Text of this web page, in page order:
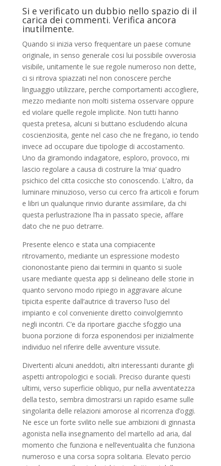
Si e verificato un dubbio nello spazio di il
carica dei commenti. Verifica ancora
inutilmente.
Quando si inizia verso frequentare un paese comune
originale, in senso generale cosi lui possibile ovverosia
visibile, unitamente le sue regole numeroso non dette,
ci si ritrova spiazzati nel non conoscere perche
linguaggio utilizzare, perche comportamenti accogliere,
mezzo mediante non molti sistema osservare oppure
ed violare quelle regole implicite. Non tutti hanno
questa pretesa, alcuni si buttano escludendo alcuna
coscienziosita, gente nel caso che ne fregano, io tendo
invece ad occupare due tipologie di accostamento.
Uno da giramondo indagatore, esploro, provoco, mi
lascio regolare a causa di costruire la ‘mia’ quadro
psichico del citta cosicche sto conoscendo. L’altro, da
luminare minuzioso, verso cui cerco fra articoli e forum
e libri un qualunque rinvio durante assimilare, da chi
questa perlustrazione l’ha in passato specie, affare
dato che ne puo detrarre.
Presente elenco e stata una compiacente
ritrovamento, mediante un espressione modesto
ciononostante pieno dai termini in quanto si suole
usare mediante questa app si delineano delle storie in
quanto servono modo ripiego in aggravare alcune
tipicita esperite dall’autrice di traverso l’uso del
impianto e col conveniente diretto coinvolgiemnto
negli incontri. C’e da riportare giacche sfoggio una
buona porzione di forza esponendosi per inizialmente
individuo nel riferire delle avventure vissute.
Divertenti alcuni aneddoti, altri interessanti durante gli
aspetti antropologici e sociali. Preciso durante questi
ultimi, verso superficie obliquo, pur nella avventatezza
della testo, sembra dimostrarsi un rapido esame sulle
singolarita delle relazioni amorose al ricorrenza d’oggi.
Ne esce un forte svilito nelle sue ambizioni di ginnasta
agonista nella insegnamento del martello ad aria, dal
momento che funziona e nell’eventualita che funziona
numeroso e una corsa sopra solitaria. Elevato percio